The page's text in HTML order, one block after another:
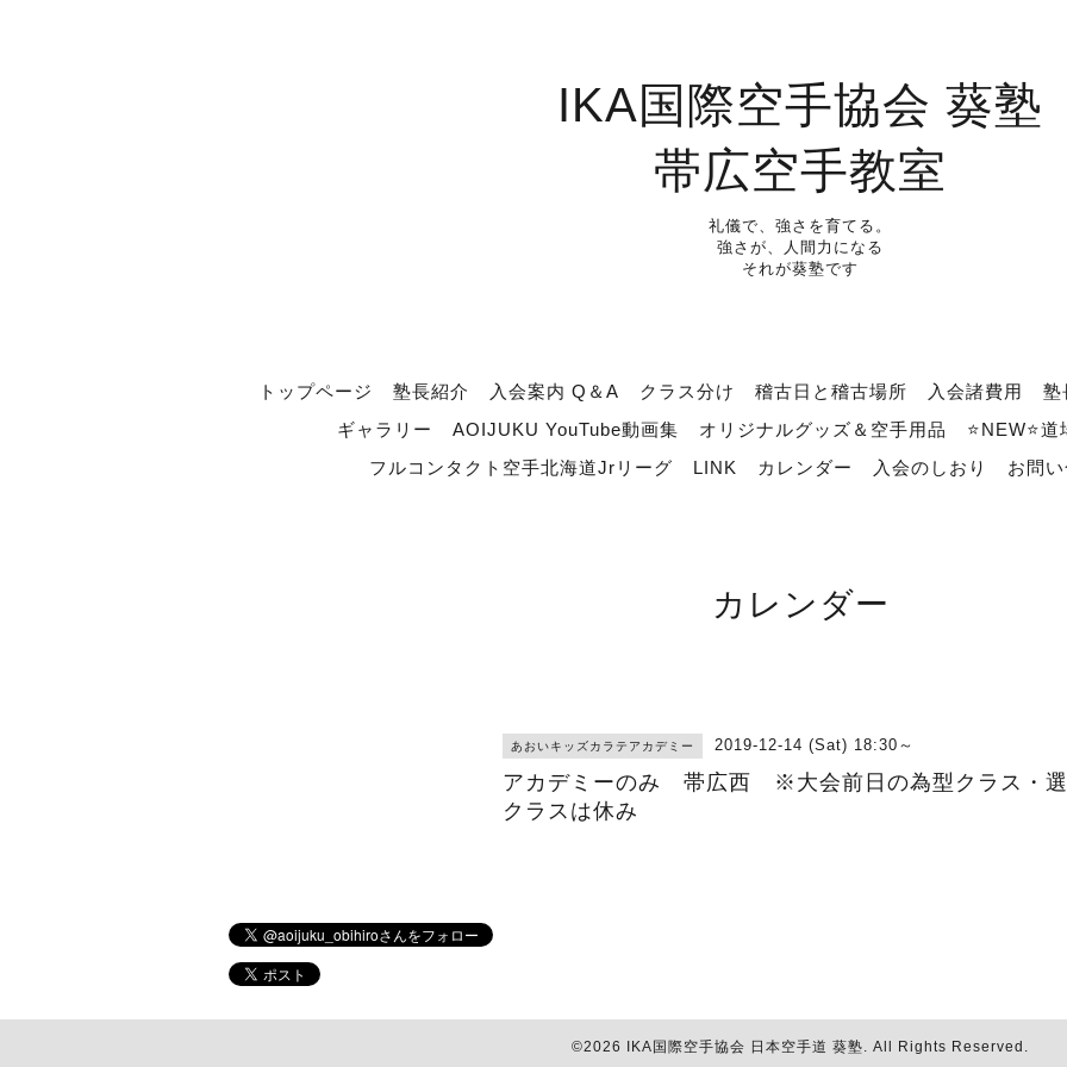
IKA国際空手協会 葵塾
帯広空手教室
礼儀で、強さを育てる。
強さが、人間力になる
それが葵塾です
トップページ 塾長紹介 入会案内 Q＆A クラス分け 稽古日と稽古場所 入会諸費用
塾
ギャラリー
AOIJUKU YouTube動画集 オリジナルグッズ＆空手用品
⭐NEW⭐
フルコンタクト空手北海道Jrリーグ
LINK カレンダー 入会のしおり お問
カレンダー
あおいキッズカラテアカデミー 2019-12-14 (Sat) 18:30～
アカデミーのみ 帯広西 ※大会前日の為型クラス・
クラスは休み
©2026 IKA国際空手協会 日本空手道 葵塾. All Rights Reserved.